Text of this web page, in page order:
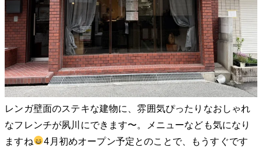
レンガ壁面のステキな建物に、雰囲気ぴったりなおしゃれ
なフレンチが夙川にできます〜。メニューなども気になり
ますね
4月初めオープン予定とのことで、もうすぐです